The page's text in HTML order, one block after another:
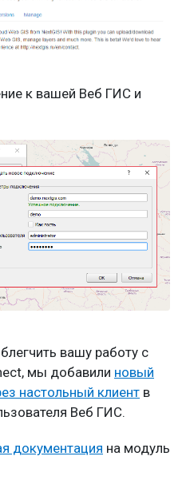
к вашей Веб ГИС и
вашу работу с
мы добавили новый
настольный клиент в
Веб ГИС.
документация на модуль